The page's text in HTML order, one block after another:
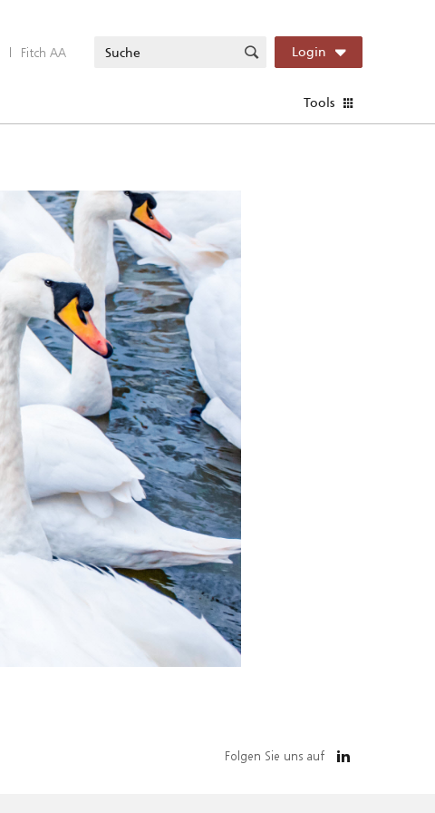
| Fitch AA Login
Tools
Folgen Sie uns auf